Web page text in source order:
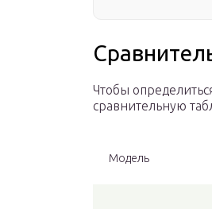
Чтобы
сравнительную
Модель